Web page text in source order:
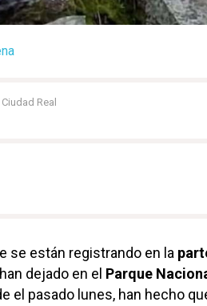
Ciudad Real
se están registrando en la
dejado en el Parque
el pasado lunes, han hecho